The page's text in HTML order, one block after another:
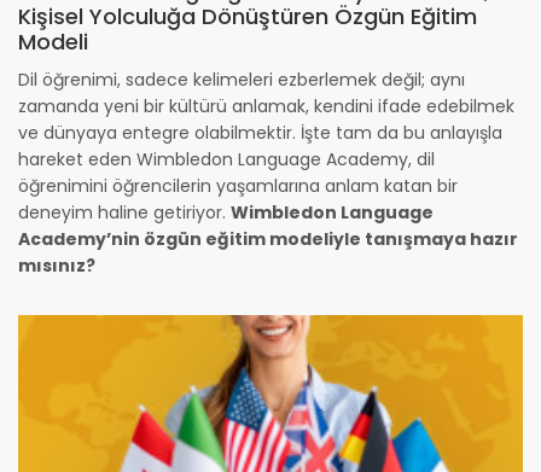
Kişisel Yolculuğa Dönüştüren Özgün Eğitim
Modeli
Dil öğrenimi, sadece kelimeleri ezberlemek değil; aynı
zamanda yeni bir kültürü anlamak, kendini ifade edebilmek
ve dünyaya entegre olabilmektir. İşte tam da bu anlayışla
hareket eden Wimbledon Language Academy, dil
öğrenimini öğrencilerin yaşamlarına anlam katan bir
deneyim haline getiriyor. Wimbledon Language
Academy’nin özgün eğitim modeliyle tanışmaya hazır
mısınız?